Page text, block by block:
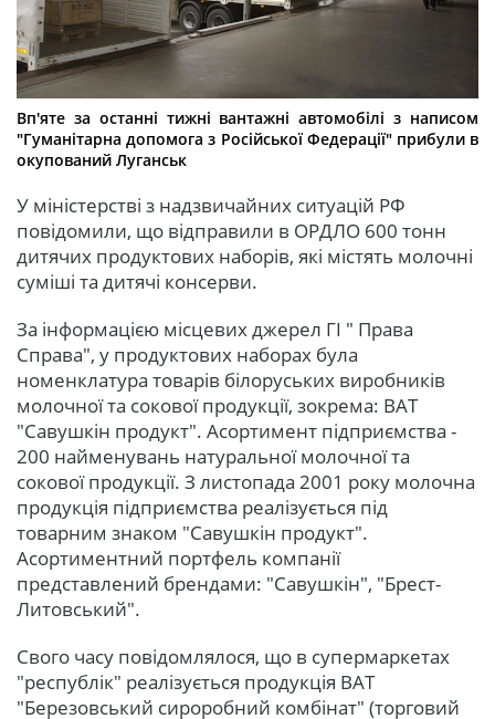
Вп'яте за останні тижні вантажні автомобілі з написом
"Гуманітарна допомога з Російської Федерації" прибули в
окупований Луганськ
У міністерстві з надзвичайних ситуацій РФ
повідомили, що відправили в ОРДЛО 600 тонн
дитячих продуктових наборів, які містять молочні
суміші та дитячі консерви.
За інформацією місцевих джерел ГІ " Права
Справа", у продуктових наборах була
номенклатура товарів білоруських виробників
молочної та сокової продукції, зокрема: ВАТ
"Савушкін продукт". Асортимент підприємства -
200 найменувань натуральної молочної та
сокової продукції. З листопада 2001 року молочна
продукція підприємства реалізується під
товарним знаком "Савушкін продукт".
Асортиментний портфель компанії
представлений брендами: "Савушкін", "Брест-
Литовський".
Свого часу повідомлялося, що в супермаркетах
"республік" реалізується продукція ВАТ
"Березовський сироробний комбінат" (торговий